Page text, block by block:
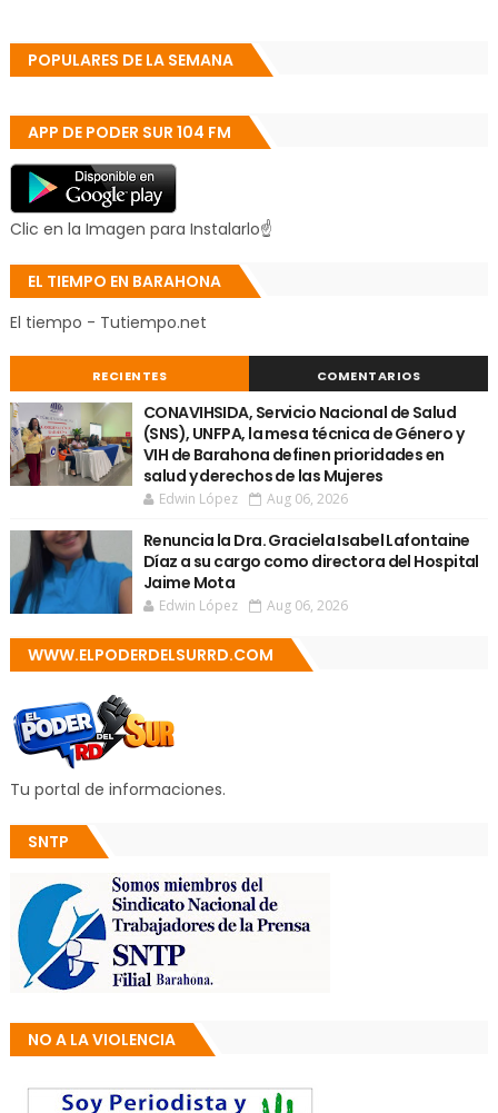
POPULARES DE LA SEMANA
APP DE PODER SUR 104 FM
Clic en la Imagen para Instalarlo☝
EL TIEMPO EN BARAHONA
El tiempo - Tutiempo.net
RECIENTES COMENTARIOS
CONAVIHSIDA, Servicio Nacional de Salud
(SNS), UNFPA, la mesa técnica de Género y
VIH de Barahona definen prioridades en
salud y derechos de las Mujeres
Edwin López Aug 06, 2026
Renuncia la Dra. Graciela Isabel Lafontaine
Díaz a su cargo como directora del Hospital
Jaime Mota
Edwin López Aug 06, 2026
WWW.ELPODERDELSURRD.COM
Tu portal de informaciones.
SNTP
NO A LA VIOLENCIA